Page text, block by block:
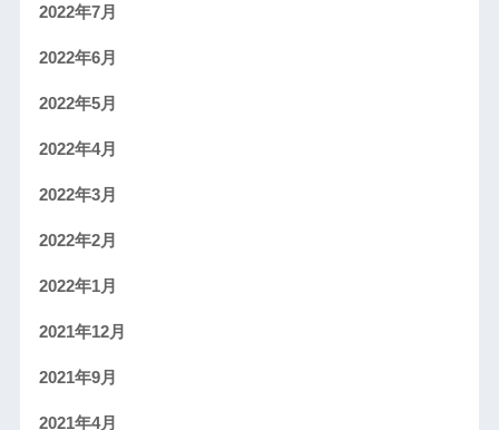
2022年7月
2022年6月
2022年5月
2022年4月
2022年3月
2022年2月
2022年1月
2021年12月
2021年9月
2021年4月